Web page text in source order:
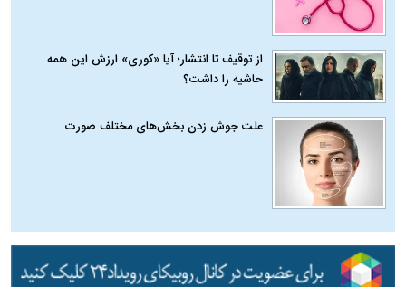
از توقیف تا انتشار؛ آیا «کوری» ارزش این همه
حاشیه را داشت؟
علت جوش زدن بخش‌های مختلف صورت